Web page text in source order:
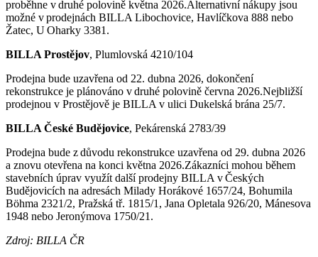
proběhne v druhé polovině května 2026.Alternativní nákupy jsou
možné v prodejnách BILLA Libochovice, Havlíčkova 888 nebo
Žatec, U Oharky 3381.
BILLA Prostějov, Plumlovská 4210/104
Prodejna bude uzavřena od 22. dubna 2026, dokončení
rekonstrukce je plánováno v druhé polovině června 2026.Nejbližší
prodejnou v Prostějově je BILLA v ulici Dukelská brána 25/7.
BILLA České Budějovice, Pekárenská 2783/39
Prodejna bude z důvodu rekonstrukce uzavřena od 29. dubna 2026
a znovu otevřena na konci května 2026.Zákazníci mohou během
stavebních úprav využít další prodejny BILLA v Českých
Budějovicích na adresách Milady Horákové 1657/24, Bohumila
Böhma 2321/2, Pražská tř. 1815/1, Jana Opletala 926/20, Mánesova
1948 nebo Jeronýmova 1750/21.
Zdroj: BILLA ČR